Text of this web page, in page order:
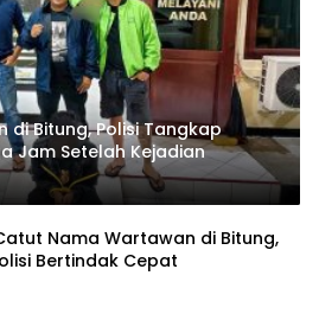
di Bitung, Polisi Tangkap
Jam Setelah Kejadian
Nama Wartawan di Bitung,
Bertindak Cepat